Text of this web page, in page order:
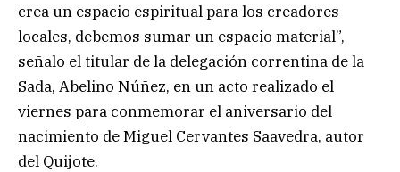
crea un espacio espiritual para los creadores
locales, debemos sumar un espacio material”,
señalo el titular de la delegación correntina de la
Sada, Abelino Núñez, en un acto realizado el
viernes para conmemorar el aniversario del
nacimiento de Miguel Cervantes Saavedra, autor
del Quijote.